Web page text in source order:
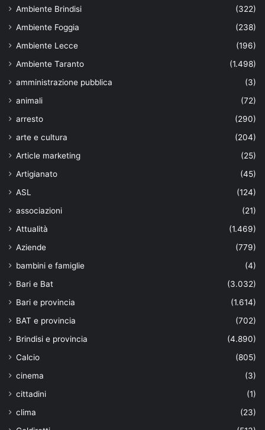
Ambiente Brindisi
(322)
Ambiente Foggia
(238)
Ambiente Lecce
(196)
Ambiente Taranto
(1.498)
amministrazione pubblica
(3)
animali
(72)
arresto
(290)
arte e cultura
(204)
Article marketing
(25)
Artigianato
(45)
ASL
(124)
associazioni
(21)
Attualità
(1.469)
Aziende
(779)
bambini e famiglie
(4)
Bari e Bat
(3.032)
Bari e provincia
(1.614)
BAT e provincia
(702)
Brindisi e provincia
(4.890)
Calcio
(805)
cinema
(3)
cittadini
(1)
clima
(23)